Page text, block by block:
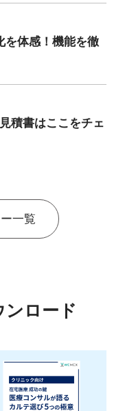
を体感！機能を徹
積書はここをチェ
一覧
ンロード